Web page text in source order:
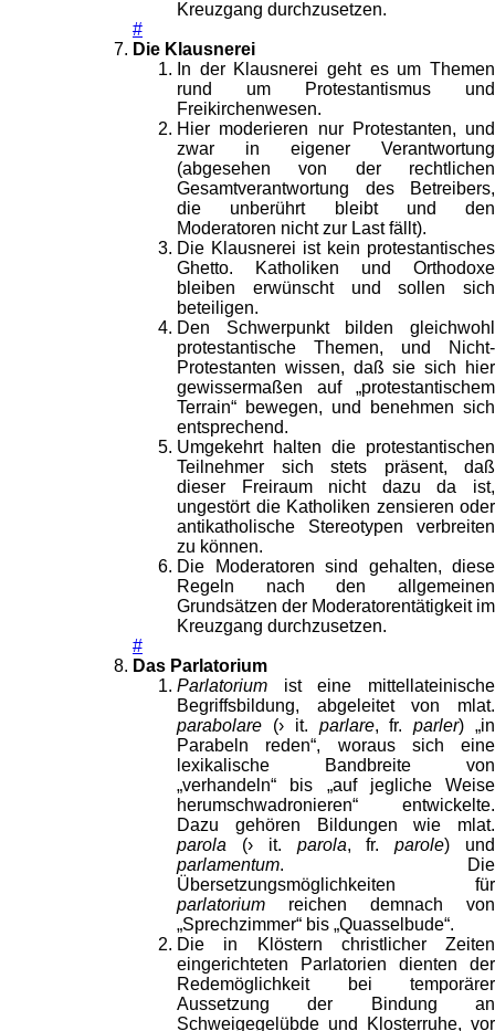
Kreuzgang durchzusetzen.
#
Die Klausnerei
In der Klausnerei geht es um Themen
rund um Protestantismus und
Freikirchenwesen.
Hier moderieren nur Protestanten, und
zwar in eigener Verantwortung
(abgesehen von der rechtlichen
Gesamtverantwortung des Betreibers,
die unberührt bleibt und den
Moderatoren nicht zur Last fällt).
Die Klausnerei ist kein protestantisches
Ghetto. Katholiken und Orthodoxe
bleiben erwünscht und sollen sich
beteiligen.
Den Schwerpunkt bilden gleichwohl
protestantische Themen, und Nicht-
Protestanten wissen, daß sie sich hier
gewissermaßen auf „protestantischem
Terrain“ bewegen, und benehmen sich
entsprechend.
Umgekehrt halten die protestantischen
Teilnehmer sich stets präsent, daß
dieser Freiraum nicht dazu da ist,
ungestört die Katholiken zensieren oder
antikatholische Stereotypen verbreiten
zu können.
Die Moderatoren sind gehalten, diese
Regeln nach den allgemeinen
Grundsätzen der Moderatorentätigkeit im
Kreuzgang durchzusetzen.
#
Das Parlatorium
Parlatorium ist eine mittellateinische
Begriffsbildung, abgeleitet von mlat.
parabolare (› it. parlare, fr.parler) „in
Parabeln reden“, woraus sich eine
lexikalische Bandbreite von
„verhandeln“ bis „auf jegliche Weise
herumschwadronieren“ entwickelte.
Dazu gehören Bildungen wie mlat.
parola (› it. parola, fr.parole) und
parlamentum. Die
Übersetzungsmöglichkeiten für
parlatorium reichen demnach von
„Sprechzimmer“ bis „Quasselbude“.
Die in Klöstern christlicher Zeiten
eingerichteten Parlatorien dienten der
Redemöglichkeit bei temporärer
Aussetzung der Bindung an
Schweigegelübde und Klosterruhe, vor